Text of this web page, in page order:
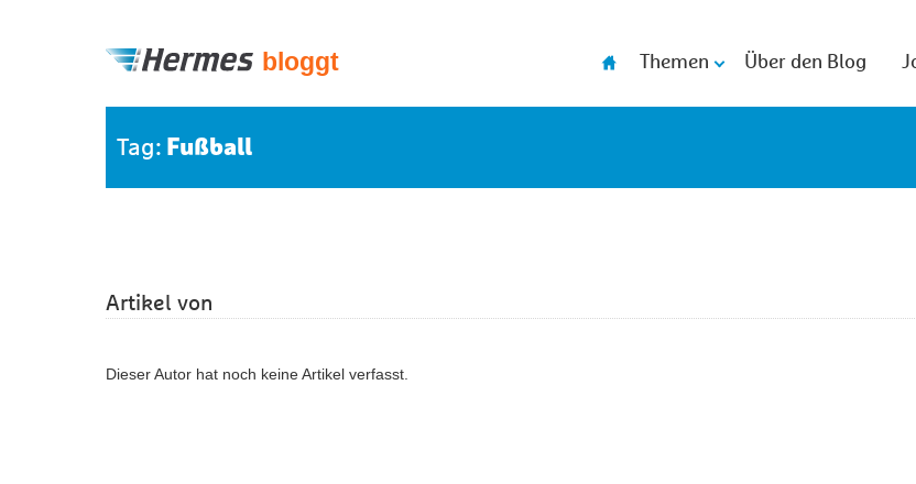
bloggt Themen Über den Blog
Tag: Fußball
Artikel von
Dieser Autor hat noch keine Artikel verfasst.